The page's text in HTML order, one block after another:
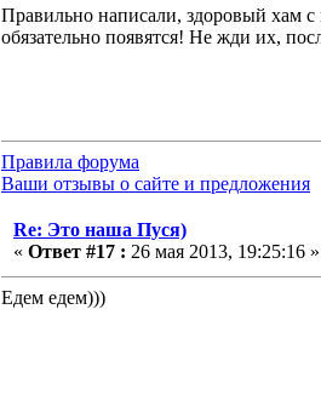
Правильно написали, здоровый хам с
обязательно появятся! Не жди их,
Правила форума
Ваши отзывы о сайте и предложения
Re: Это наша Пуся)
« Ответ #17 : 26 мая 2013, 19:25:16 »
Едем едем)))